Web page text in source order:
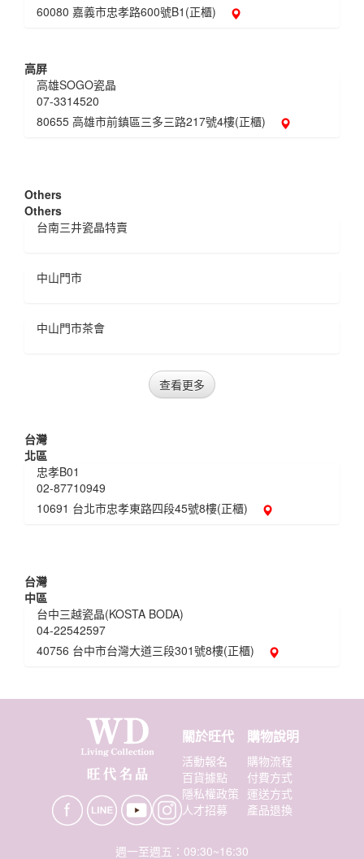
60080 嘉義市忠孝路600號B1(正櫃)
高屏
高雄SOGO瓷晶
07-3314520
80655 高雄市前鎮區三多三路217號4樓(正櫃)
Others
Others
台南三井瓷晶特賣
中山門市
中山門市茶會
查看更多
台灣
北區
忠孝B01
02-87710949
10691 台北市忠孝東路四段45號8樓(正櫃)
台灣
中區
台中三越瓷晶(KOSTA BODA)
04-22542597
40756 台中市台灣大道三段301號8樓(正櫃)
關於旺代
活動報名
百貨據點
隱私權政策
人才招募
購物說明
購物流程
付費方式
運送方式
產品退換
週一至週五：09:30~16:30